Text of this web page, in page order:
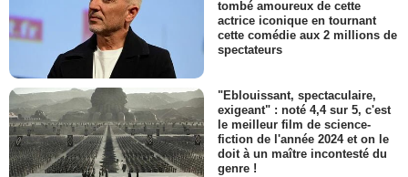
tombé amoureux de cette
actrice iconique en tournant
cette comédie aux 2 millions de
spectateurs
"Eblouissant, spectaculaire,
exigeant" : noté 4,4 sur 5, c'est
le meilleur film de science-
fiction de l'année 2024 et on le
doit à un maître incontesté du
genre !